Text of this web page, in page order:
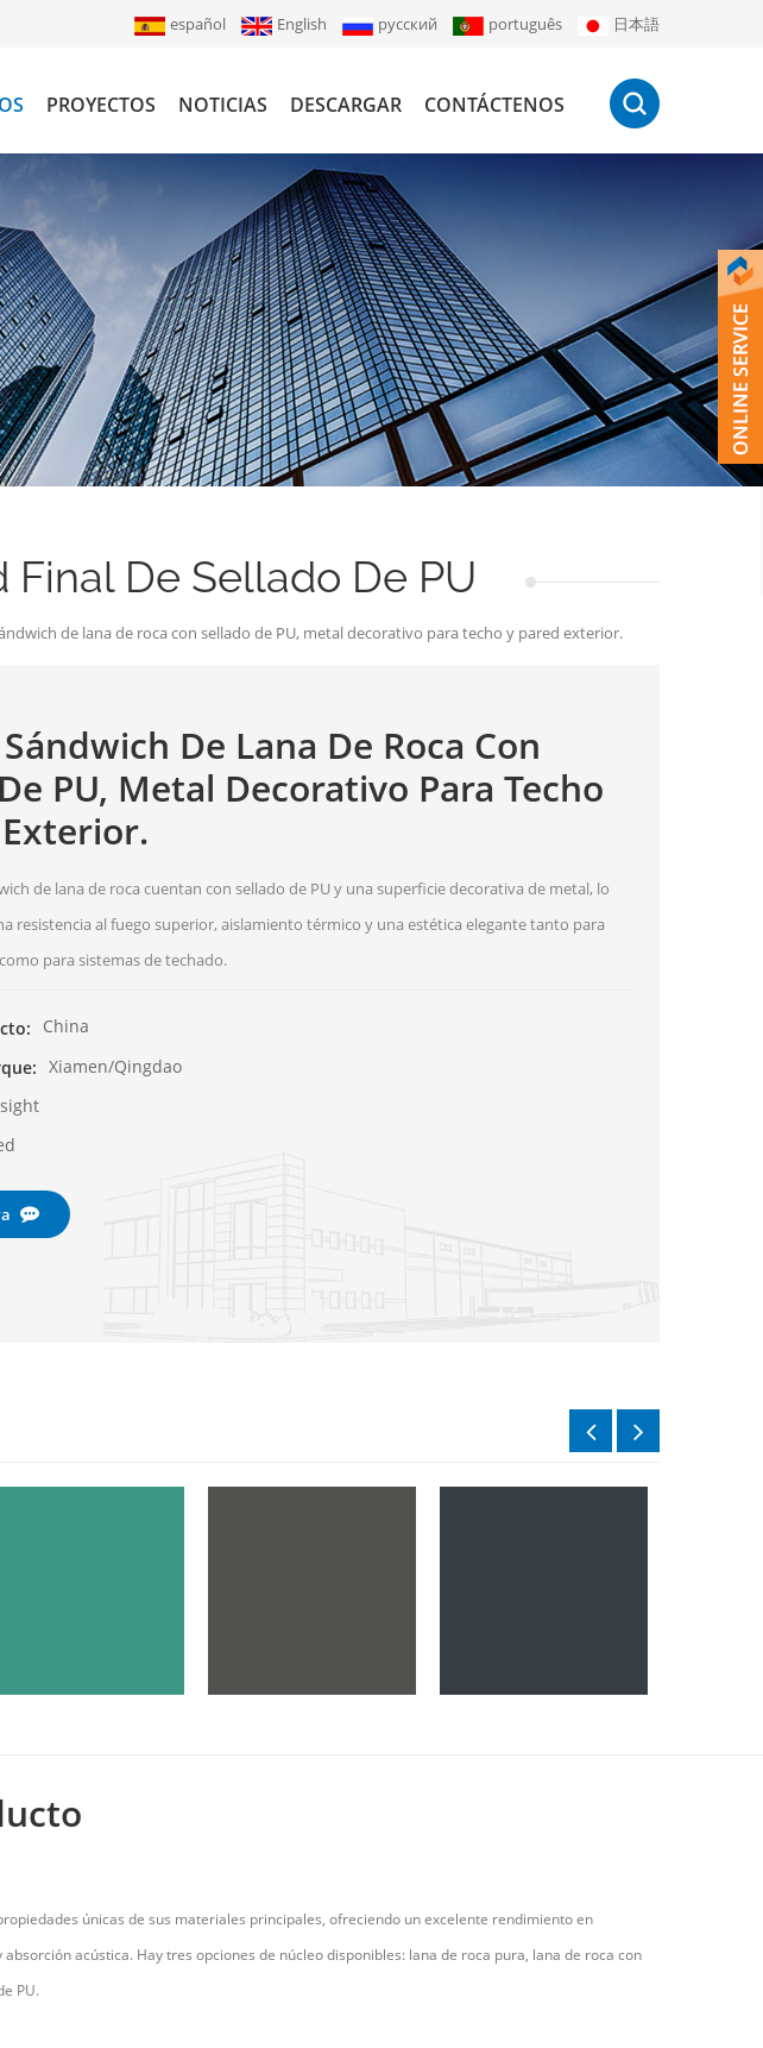
español English русский português 日本語
PROYECTOS NOTICIAS DESCARGAR CONTÁCTENOS
De Sellado De PU
de lana de roca con sellado de PU, metal decorativo para techo y pared exterior.
De Lana De Roca Con
PU, Metal Decorativo Para Techo
de lana de roca cuentan con sellado de PU y una superficie decorativa de metal, lo
resistencia al fuego superior, aislamiento térmico y una estética elegante tanto para
para sistemas de techado.
China
Xiamen/Qingdao
únicas de sus materiales principales, ofreciendo un excelente rendimiento en
acústica. Hay tres opciones de núcleo disponibles: lana de roca pura, lana de roca con
PU.